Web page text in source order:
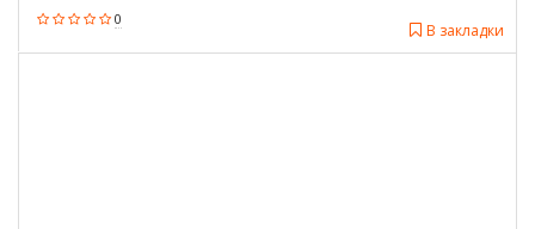
0
В закладки